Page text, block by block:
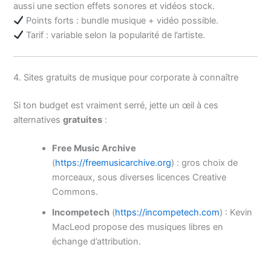
aussi une section effets sonores et vidéos stock.
Points forts : bundle musique + vidéo possible.
Tarif : variable selon la popularité de l’artiste.
4. Sites gratuits de musique pour corporate à connaître
Si ton budget est vraiment serré, jette un œil à ces
alternativesgratuites :
Free Music Archive
(https://freemusicarchive.org) : gros choix de
morceaux, sous diverses licences Creative
Commons.
Incompetech (https://incompetech.com) : Kevin
MacLeod propose des musiques libres en
échange d’attribution.